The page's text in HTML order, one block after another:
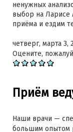
ненужных
выбор на Ларисе
приёма и ездим
четверг, марта 3,
Оцените,
Приём
Наши врачи —
большим опытом